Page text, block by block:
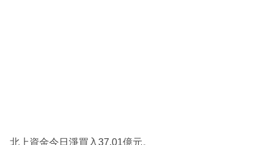
北上資金今日淨買入37.01億元。